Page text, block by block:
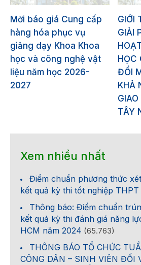
Mời báo giá Cung cấp
hàng hóa phục vụ
giảng dạy Khoa Khoa
học và công nghệ vật
liệu năm học 2026-
2027
GIỚI
GIẢI
HỌC
ĐỔI
KHẢ
TÂY
Xem nhiều nhất
Điểm chuẩn phương thức
kết quả kỳ thi tốt nghiệp THPT
Thông báo: Điểm chuẩn
kết quả kỳ thi đánh giá năng
HCM năm 2024 (65.763)
THÔNG BÁO TỔ CHỨC
CÔNG DÂN – SINH VIÊN ĐỐI